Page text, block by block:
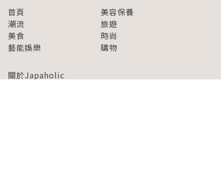
首頁
美容保養
潮流
旅遊
美食
時尚
藝能娛樂
購物
關於Japaholic